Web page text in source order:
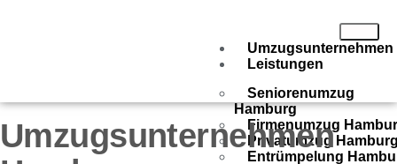
Umzugsunternehmen
Leistungen
Seniorenumzug
Hamburg
Firmenumzug
Privatumzug
Entrümpelung
Umzugsunternehmen